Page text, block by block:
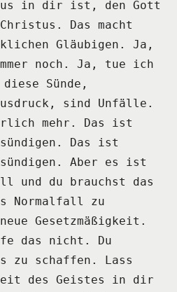
in dir ist,
den Gott
Das macht
Gläubigen.
Ja,
noch.
Ja, tue ich
diese Sünde,
sind Unfälle.
mehr.
Das ist
Das ist
Aber es ist
und du brauchst das
Normalfall zu
Gesetzmäßigkeit.
das nicht.
Du
zu schaffen.
Lass
des Geistes in dir